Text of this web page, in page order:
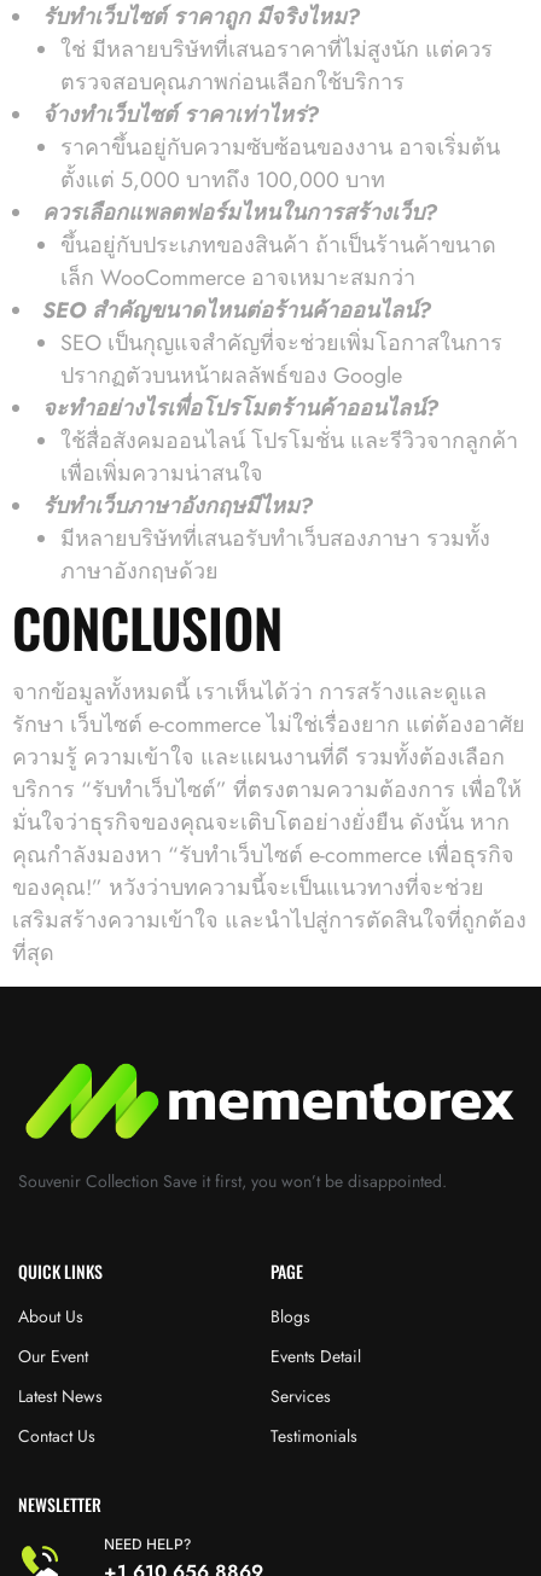
รับทําเว็บไซต์ ราคาถูก มีจริงไหม?
ใช่ มีหลายบริษัทที่เสนอราคาที่ไม่สูงนัก แต่ควร
ตรวจสอบคุณภาพก่อนเลือกใช้บริการ
จ้างทําเว็บไซต์ ราคาเท่าไหร่?
ราคาขึ้นอยู่กับความซับซ้อนของงาน อาจเริ่มต้น
ตั้งแต่ 5,000 บาทถึง 100,000 บาท
ควรเลือกแพลตฟอร์มไหนในการสร้างเว็บ?
ขึ้นอยู่กับประเภทของสินค้า ถ้าเป็นร้านค้าขนาด
เล็ก WooCommerce อาจเหมาะสมกว่า
SEO สำคัญขนาดไหนต่อร้านค้าออนไลน์?
SEO เป็นกุญแจสำคัญที่จะช่วยเพิ่มโอกาสในการ
ปรากฏตัวบนหน้าผลลัพธ์ของ Google
จะทำอย่างไรเพื่อโปรโมตร้านค้าออนไลน์?
ใช้สื่อสังคมออนไลน์ โปรโมชั่น และรีวิวจากลูกค้า
เพื่อเพิ่มความน่าสนใจ
รับทำเว็บภาษาอังกฤษมีไหม?
มีหลายบริษัทที่เสนอรับทำเว็บสองภาษา รวมทั้ง
ภาษาอังกฤษด้วย
CONCLUSION
จากข้อมูลทั้งหมดนี้ เราเห็นได้ว่า การสร้างและดูแล
รักษา เว็บไซต์ e-commerce ไม่ใช่เรื่องยาก แต่ต้องอาศัย
ความรู้ ความเข้าใจ และแผนงานที่ดี รวมทั้งต้องเลือก
บริการ “รับทําเว็บไซต์” ที่ตรงตามความต้องการ เพื่อให้
มั่นใจว่าธุรกิจของคุณจะเติบโตอย่างยั่งยืน ดังนั้น หาก
คุณกำลังมองหา “รับทําเว็บไซต์ e-commerce เพื่อธุรกิจ
ของคุณ!” หวังว่าบทความนี้จะเป็นแนวทางที่จะช่วย
เสริมสร้างความเข้าใจ และนำไปสู่การตัดสินใจที่ถูกต้อง
ที่สุด
Souvenir Collection Save it first, you won’t be disappointed.
QUICK LINKS
About Us
Our Event
Latest News
Contact Us
PAGE
Blogs
Events Detail
Services
Testimonials
NEWSLETTER
NEED HELP?